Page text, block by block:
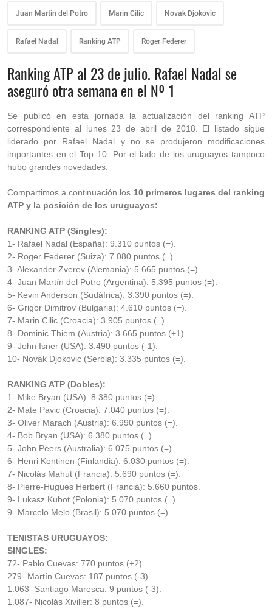
Juan Martin del Potro Marin Cilic Novak Djokovic
Rafael Nadal Ranking ATP Roger Federer
Ranking ATP al 23 de julio. Rafael Nadal se
aseguró otra semana en el Nº 1
Se publicó en esta jornada la actualización del ranking ATP
correspondiente al lunes 23 de abril de 2018. El listado sigue
liderado por Rafael Nadal y no se produjeron modificaciones
importantes en el Top 10. Por el lado de los uruguayos tampoco
hubo grandes novedades.
Compartimos a continuación los 10 primeros lugares del ranking
ATP y la posición de los uruguayos:
RANKING ATP (Singles):
1- Rafael Nadal (España): 9.310 puntos (=).
2- Roger Federer (Suiza): 7.080 puntos (=).
3- Alexander Zverev (Alemania): 5.665 puntos (=).
4- Juan Martín del Potro (Argentina): 5.395 puntos (=).
5- Kevin Anderson (Sudáfrica): 3.390 puntos (=).
6- Grigor Dimitrov (Bulgaria): 4.610 puntos (=).
7- Marin Cilic (Croacia): 3.905 puntos (=).
8- Dominic Thiem (Austria): 3.665 puntos (+1).
9- John Isner (USA): 3.490 puntos (-1).
10- Novak Djokovic (Serbia): 3.335 puntos (=).
RANKING ATP (Dobles):
1- Mike Bryan (USA): 8.380 puntos (=).
2- Mate Pavic (Croacia): 7.040 puntos (=).
3- Oliver Marach (Austria): 6.990 puntos (=).
4- Bob Bryan (USA): 6.380 puntos (=).
5- John Peers (Australia): 6.075 puntos (=).
6- Henri Kontinen (Finlandia): 6.030 puntos (=).
7- Nicolás Mahut (Francia): 5.690 puntos (=).
8- Pierre-Hugues Herbert (Francia): 5.660 puntos.
9- Lukasz Kubot (Polonia): 5.070 puntos (=).
9- Marcelo Melo (Brasil): 5.070 puntos (=).
TENISTAS URUGUAYOS:
SINGLES:
72- Pablo Cuevas: 770 puntos (+2).
279- Martín Cuevas: 187 puntos (-3).
1.063- Santiago Maresca: 9 puntos (-3).
1.087- Nicolás Xiviller: 8 puntos (=).